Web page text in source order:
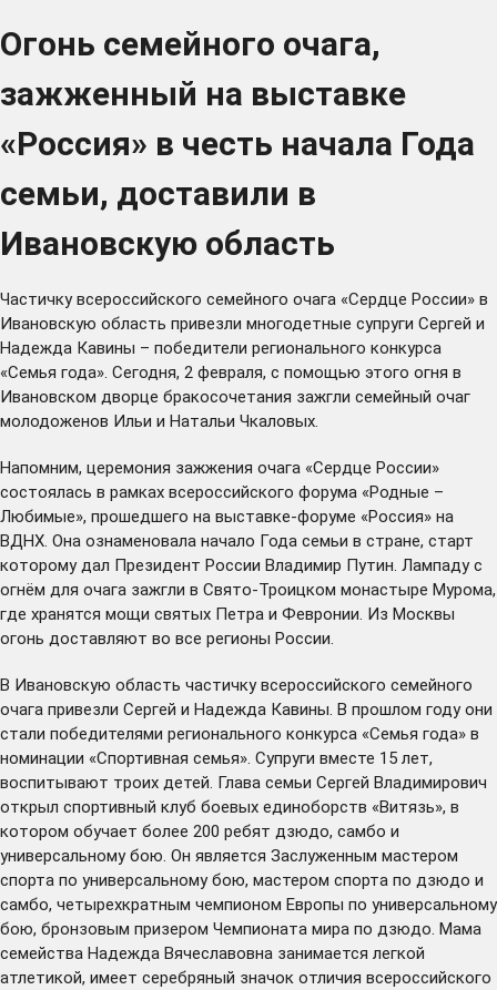
Огонь семейного очага,
зажженный на выставке
«Россия» в честь начала Года
семьи, доставили в
Ивановскую область
Частичку всероссийского семейного очага «Сердце России» в
Ивановскую область привезли многодетные супруги Сергей и
Надежда Кавины – победители регионального конкурса
«Семья года». Сегодня, 2 февраля, с помощью этого огня в
Ивановском дворце бракосочетания зажгли семейный очаг
молодоженов Ильи и Натальи Чкаловых.
Напомним, церемония зажжения очага «Сердце России»
состоялась в рамках всероссийского форума «Родные –
Любимые», прошедшего на выставке-форуме «Россия» на
ВДНХ. Она ознаменовала начало Года семьи в стране, старт
которому дал Президент России Владимир Путин. Лампаду с
огнём для очага зажгли в Свято-Троицком монастыре Мурома,
где хранятся мощи святых Петра и Февронии. Из Москвы
огонь доставляют во все регионы России.
В Ивановскую область частичку всероссийского семейного
очага привезли Сергей и Надежда Кавины. В прошлом году они
стали победителями регионального конкурса «Семья года» в
номинации «Спортивная семья». Супруги вместе 15 лет,
воспитывают троих детей. Глава семьи Сергей Владимирович
открыл спортивный клуб боевых единоборств «Витязь», в
котором обучает более 200 ребят дзюдо, самбо и
универсальному бою. Он является Заслуженным мастером
спорта по универсальному бою, мастером спорта по дзюдо и
самбо, четырехкратным чемпионом Европы по универсальному
бою, бронзовым призером Чемпионата мира по дзюдо. Мама
семейства Надежда Вячеславовна занимается легкой
атлетикой, имеет серебряный значок отличия всероссийского